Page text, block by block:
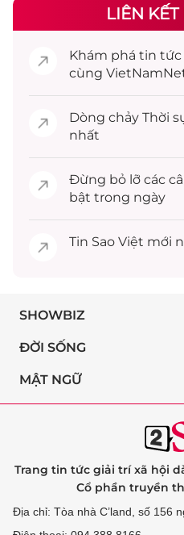
LIÊN
Khám phá tin tức
cùng
Dòng chảy Thời
nhất
Đừng bỏ lỡ các
bật trong ngày
Tin Sao Việt mới
SHOWBIZ
ĐỜI SỐNG
MẬT NGỮ
Trang tin tức giải trí xã hội
Cổ phần truyền
Địa chỉ: Tòa nhà C’land, số 156